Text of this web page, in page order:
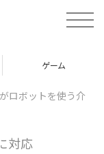
t
o
a
v
ゲーム
ロボットを使う介
対応